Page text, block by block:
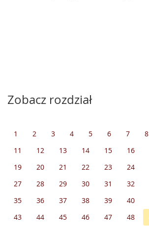
Zobacz rozdział
1 2 3 4 5 6 7 8
11
12 13 14 15 16
19
20 21 22 23 24
27
28 29 30 31 32
35
36 37 38 39 40
43
44 45 46 47 48